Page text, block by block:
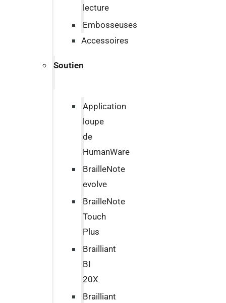
lecture
Embosseuses
Accessoires
Soutien
Application
loupe
de
HumanWare
BrailleNote
evolve
BrailleNote
Touch
Plus
Brailliant
BI
20X
Brailliant